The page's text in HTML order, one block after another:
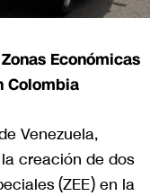
Económicas
Colombia
Venezuela,
creación de dos
(ZEE) en la